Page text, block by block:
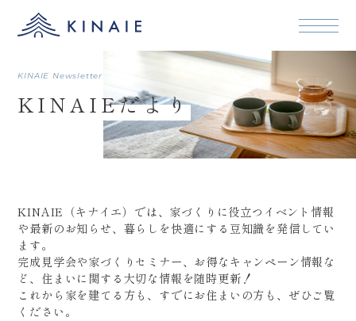
本文まで
KINAIE Newsletter
KINAIEだより
KINAIE（キナイエ）では、家づくりに役立つイベント情報
や最新のお知らせ、暮らしを快適にする豆知識を発信してい
ます。
完成見学会や家づくりセミナー、お得なキャンペーン情報な
ど、住まいに関する大切な情報を随時更新！
これから家を建てる方も、すでにお住まいの方も、ぜひご覧
ください。